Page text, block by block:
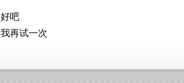
好吧
我再试一次